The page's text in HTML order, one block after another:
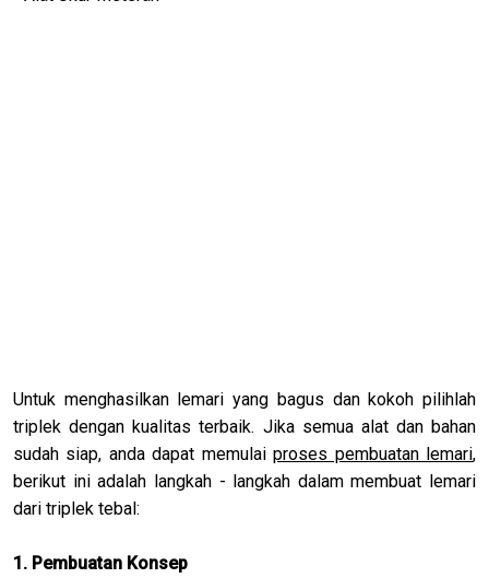
Untuk menghasilkan lemari yang bagus dan kokoh pilihlah
triplek dengan kualitas terbaik. Jika semua alat dan bahan
sudah siap, anda dapat memulaiproses pembuatan lemari,
berikut ini adalah langkah - langkah dalam membuat lemari
dari triplek tebal:
1. Pembuatan Konsep